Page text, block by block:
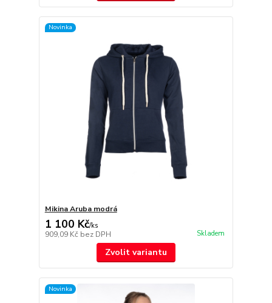
Novinka
Mikina Aruba modrá
1 100 Kč/ks
909,09 Kč bez DPH Skladem
Zvolit variantu
Novinka